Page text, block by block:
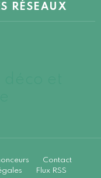
RÉSEAUX
Contact
Flux RSS